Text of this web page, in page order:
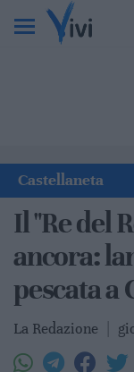
Castellaneta
Il "Re del
ancora:
pescata a
La Redazione